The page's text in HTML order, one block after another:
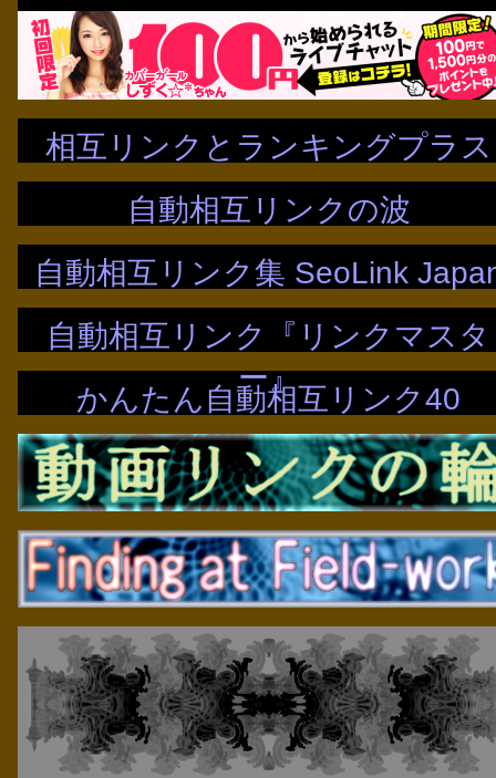
相互リンクとランキングプラス
自動相互リンクの波
自動相互リンク集 SeoLink
自動相互リンク『リンクマスタ
ー』
かんたん自動相互リンク40